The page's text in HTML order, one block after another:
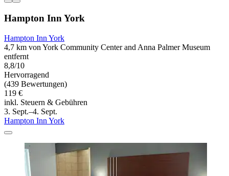
Hampton Inn York
Hampton Inn York
4,7 km von York Community Center and Anna Palmer Museum
entfernt
8,8/10
Hervorragend
(439 Bewertungen)
119 €
inkl. Steuern & Gebühren
3. Sept.–4. Sept.
Hampton Inn York